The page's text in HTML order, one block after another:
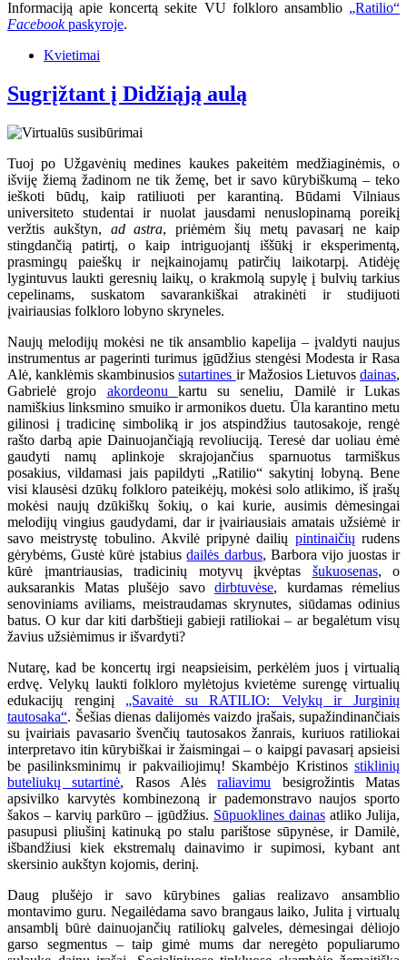
Informaciją apie koncertą sekite VU folkloro ansamblio „Ratilio“
Facebookpaskyroje.
Kvietimai
Sugrįžtant į Didžiąją aulą
Tuoj po Užgavėnių medines kaukes pakeitėm medžiaginėmis, o
išviję žiemą žadinom ne tik žemę, bet ir savo kūrybiškumą – teko
ieškoti būdų, kaip ratiliuoti per karantiną. Būdami Vilniaus
universiteto studentai ir nuolat jausdami nenuslopinamą poreikį
veržtis aukštyn, ad astra, priėmėm šių metų pavasarį ne kaip
stingdančią patirtį, o kaip intriguojantį iššūkį ir eksperimentą,
prasmingų paieškų ir neįkainojamų patirčių laikotarpį. Atidėję
lygintuvus laukti geresnių laikų, o krakmolą supylę į bulvių tarkius
cepelinams, suskatom savarankiškai atrakinėti ir studijuoti
įvairiausias folkloro lobyno skryneles.
Naujų melodijų mokėsi ne tik ansamblio kapelija – įvaldyti naujus
instrumentus ar pagerinti turimus įgūdžius stengėsi Modesta ir Rasa
Alė, kanklėmis skambinusiossutartines ir Mažosios Lietuvosdainas,
Gabrielė grojo akordeonu kartu su seneliu, Damilė ir Lukas
namiškius linksmino smuiko ir armonikos duetu. Ūla karantino metu
gilinosi į tradicinę simboliką ir jos atspindžius tautosakoje, rengė
rašto darbą apie Dainuojančiąją revoliuciją. Teresė dar uoliau ėmė
gaudyti namų aplinkoje skrajojančius sparnuotus tarmiškus
posakius, vildamasi jais papildyti „Ratilio“ sakytinį lobyną. Bene
visi klausėsi dzūkų folkloro pateikėjų, mokėsi solo atlikimo, iš įrašų
mokėsi naujų dzūkiškų šokių, o kai kurie, ausimis dėmesingai
melodijų vingius gaudydami, dar ir įvairiausiais amatais užsiėmė ir
savo meistrystę tobulino. Akvilė pripynė dailių pintinaičių rudens
gėrybėms, Gustė kūrė įstabiusdailės darbus, Barbora vijo juostas ir
kūrė įmantriausias, tradicinių motyvų įkvėptas šukuosenas, o
auksarankis Matas plušėjo savo dirbtuvėse, kurdamas rėmelius
senoviniams aviliams, meistraudamas skrynutes, siūdamas odinius
batus. O kur dar kiti darbštieji gabieji ratiliokai – ar begalėtum visų
žavius užsiėmimus ir išvardyti?
Nutarę, kad be koncertų irgi neapsieisim, perkėlėm juos į virtualią
erdvę. Velykų laukti folkloro mylėtojus kvietėme surengę virtualių
edukacijų renginį „Savaitė su RATILIO: Velykų ir Jurginių
tautosaka“. Šešias dienas dalijomės vaizdo įrašais, supažindinančiais
su įvairiais pavasario švenčių tautosakos žanrais, kuriuos ratiliokai
interpretavo itin kūrybiškai ir žaismingai – o kaipgi pavasarį apsieisi
be pasilinksminimų ir pakvailiojimų! Skambėjo Kristinos stiklinių
buteliukų sutartinė, Rasos Alėsraliavimu besigrožintis Matas
apsivilko karvytės kombinezoną ir pademonstravo naujos sporto
šakos – karvių parkūro – įgūdžius. Sūpuoklines dainas atliko Julija,
pasupusi pliušinį katinuką po stalu parištose sūpynėse, ir Damilė,
išbandžiusi kiek ekstremalų dainavimo ir supimosi, kybant ant
skersinio aukštyn kojomis, derinį.
Daug plušėjo ir savo kūrybines galias realizavo ansamblio
montavimo guru. Negailėdama savo brangaus laiko, Julita į virtualų
ansamblį būrė dainuojančių ratiliokų galveles, dėmesingai dėliojo
garso segmentus – taip gimė mums dar neregėto populiarumo